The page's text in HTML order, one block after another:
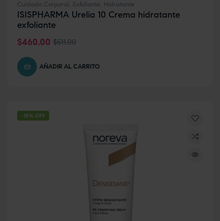
Cuidado Corporal , Exfoliante, Hidratante
ISISPHARMA Urelia 10 Crema hidratante
exfoliante
$511.00
$460.00
AÑADIR AL CARRITO
-10% OFF